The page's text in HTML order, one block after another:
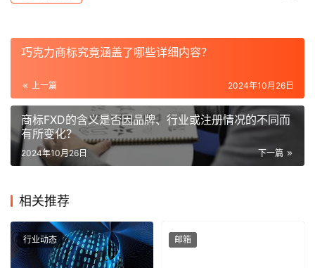
巧克力商标究竟涵盖了哪些详细内容？
上一篇 2024年10月26日
商标FXD的含义是否因品牌、行业或注册情况的不同而
有所变化？
下一篇
2024年10月26日
相关推荐
行业动态 邮箱